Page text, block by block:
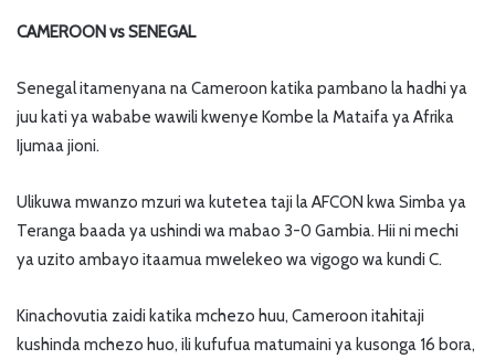
CAMEROON vs SENEGAL
Senegal itamenyana na Cameroon katika pambano la hadhi ya
juu kati ya wababe wawili kwenye Kombe la Mataifa ya Afrika
Ijumaa jioni.
Ulikuwa mwanzo mzuri wa kutetea taji la AFCON kwa Simba ya
Teranga baada ya ushindi wa mabao 3-0 Gambia. Hii ni mechi
ya uzito ambayo itaamua mwelekeo wa vigogo wa kundi C.
Kinachovutia zaidi katika mchezo huu, Cameroon itahitaji
kushinda mchezo huo, ili kufufua matumaini ya kusonga 16 bora,